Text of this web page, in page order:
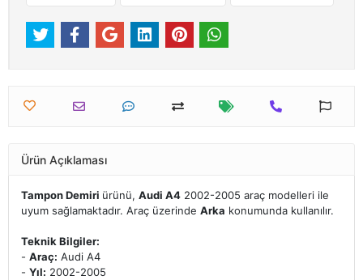
Ürün Açıklaması
Tampon Demiri ürünü, Audi A4 2002-2005 araç modelleri ile
uyum sağlamaktadır. Araç üzerinde Arka konumunda kullanılır.
Teknik Bilgiler:
- Araç: Audi A4
- Yıl: 2002-2005